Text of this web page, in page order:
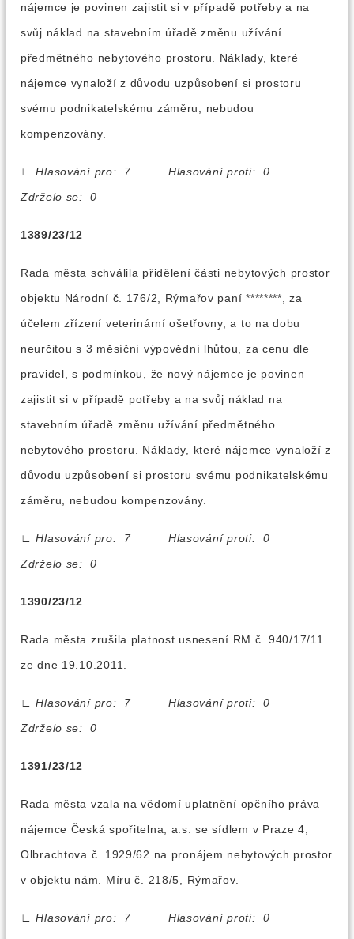
nájemce je povinen zajistit si v případě potřeby a na
svůj náklad na stavebním úřadě změnu užívání
předmětného nebytového prostoru. Náklady, které
nájemce vynaloží z důvodu uzpůsobení si prostoru
svému podnikatelskému záměru, nebudou
kompenzovány.
∟
Hlasování pro: 7 Hlasování proti: 0
Zdrželo se: 0
1389/23/12
Rada města schválila přidělení části nebytových prostor
objektu Národní č. 176/2, Rýmařov paní ********, za
účelem zřízení veterinární ošetřovny, a to na dobu
neurčitou s 3 měsíční výpovědní lhůtou, za cenu dle
pravidel, s podmínkou, že nový nájemce je povinen
zajistit si v případě potřeby a na svůj náklad na
stavebním úřadě změnu užívání předmětného
nebytového prostoru. Náklady, které nájemce vynaloží z
důvodu uzpůsobení si prostoru svému podnikatelskému
záměru, nebudou kompenzovány.
∟
Hlasování pro: 7 Hlasování proti: 0
Zdrželo se: 0
1390/23/12
Rada města zrušila platnost usnesení RM č. 940/17/11
ze dne 19.10.2011.
∟
Hlasování pro: 7 Hlasování proti: 0
Zdrželo se: 0
1391/23/12
Rada města vzala na vědomí uplatnění opčního práva
nájemce Česká spořitelna, a.s. se sídlem v Praze 4,
Olbrachtova č. 1929/62 na pronájem nebytových prostor
v objektu nám. Míru č. 218/5, Rýmařov.
∟
Hlasování pro: 7 Hlasování proti: 0